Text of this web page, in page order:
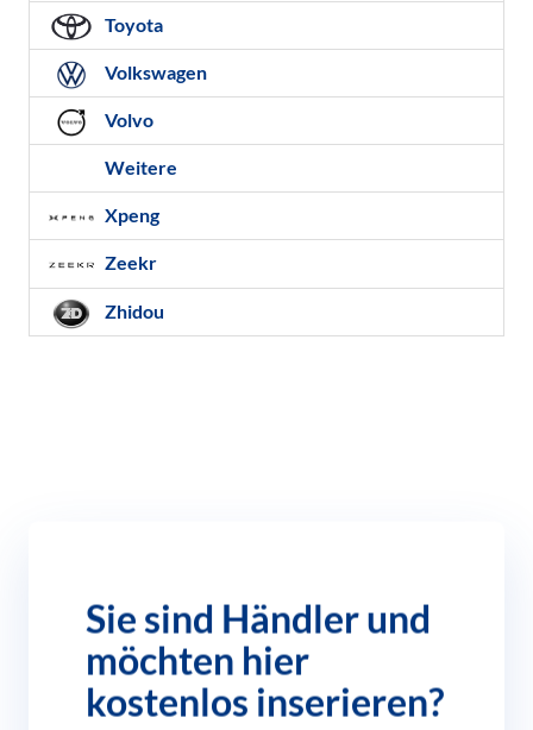
Toyota
Volkswagen
Volvo
Weitere
Xpeng
Zeekr
Zhidou
Sie sind Händler und
möchten hier
kostenlos inserieren?